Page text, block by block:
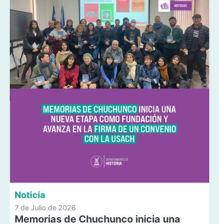
Noticia
7 de Julio de 2026
Memorias de Chuchunco inicia una